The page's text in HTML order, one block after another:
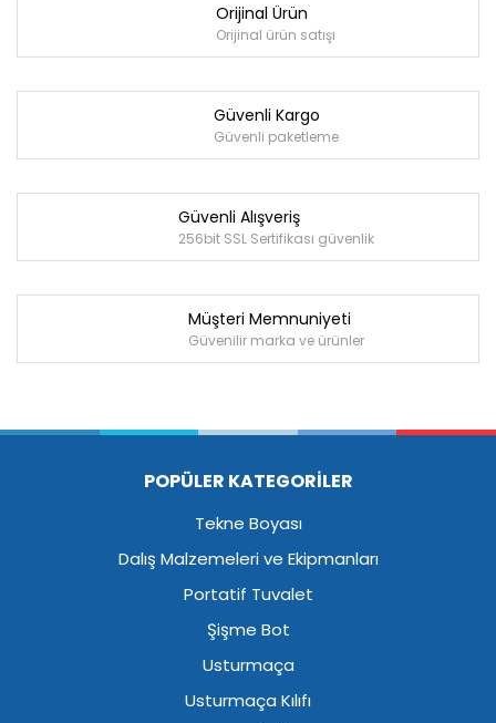
Orijinal Ürün
Orijinal ürün satışı
Güvenli Kargo
Güvenli paketleme
Güvenli Alışveriş
256bit SSL Sertifikası güvenlik
Müşteri Memnuniyeti
Güvenilir marka ve ürünler
POPÜLER KATEGORİLER
Tekne Boyası
Dalış Malzemeleri ve Ekipmanları
Portatif Tuvalet
Şişme Bot
Usturmaça
Usturmaça Kılıfı